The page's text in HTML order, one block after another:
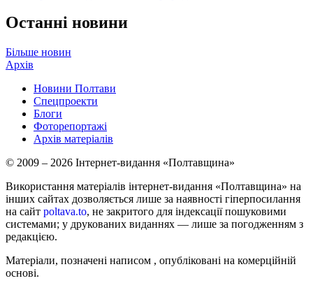
Останні новини
Більше новин
Архів
Новини Полтави
Спецпроекти
Блоги
Фоторепортажі
Архів матеріалів
© 2009 – 2026 Інтернет-видання «Полтавщина»
Використання матеріалів інтернет-видання «Полтавщина» на
інших сайтах дозволяється лише за наявності гіперпосилання
на сайт poltava.to, не закритого для індексації пошуковими
системами; у друкованих виданнях — лише за погодженням з
редакцією.
Матеріали, позначені написом , опубліковані на комерційній
основі.